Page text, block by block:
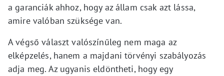
a garanciák ahhoz, hogy az állam csak azt lássa,
amire valóban szüksége van.
A végső választ valószínűleg nem maga az
elképzelés, hanem a majdani törvényi szabályozás
adja meg. Az ugyanis eldöntheti, hogy egy